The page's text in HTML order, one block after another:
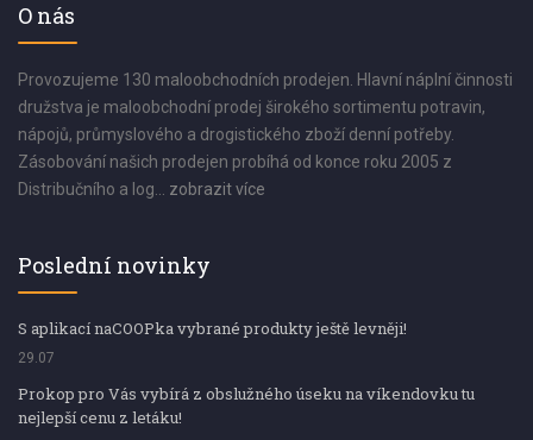
O nás
Provozujeme 130 maloobchodních prodejen. Hlavní náplní činnosti
družstva je maloobchodní prodej širokého sortimentu potravin,
nápojů, průmyslového a drogistického zboží denní potřeby.
Zásobování našich prodejen probíhá od konce roku 2005 z
Distribučního a log... zobrazit více
Poslední novinky
S aplikací naCOOPka vybrané produkty ještě levněji!
29.07
Prokop pro Vás vybírá z obslužného úseku na víkendovku tu
nejlepší cenu z letáku!